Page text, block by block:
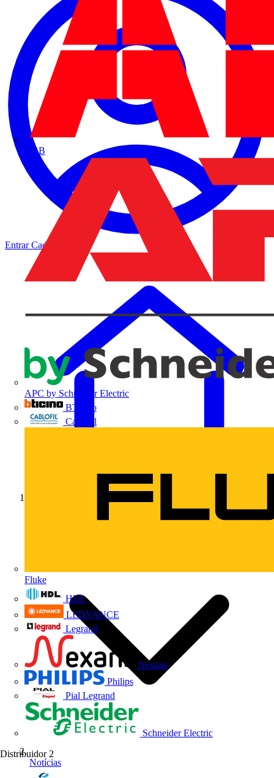
ABB
APC by Schneider Electric
BTicino
Cablofil
Fluke
HDL
LEDVANCE
Legrand
Nexans
Philips
Pial Legrand
Schneider Electric
Distribuidor 2
EntrarCadastrar
Notícias